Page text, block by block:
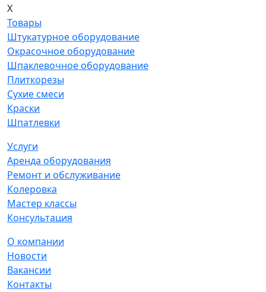
X
Товары
Штукатурное оборудование
Окрасочное оборудование
Шпаклевочное оборудование
Плиткорезы
Сухие смеси
Краски
Шпатлевки
Услуги
Аренда оборудования
Ремонт и обслуживание
Колеровка
Мастер классы
Консультация
О компании
Новости
Вакансии
Контакты